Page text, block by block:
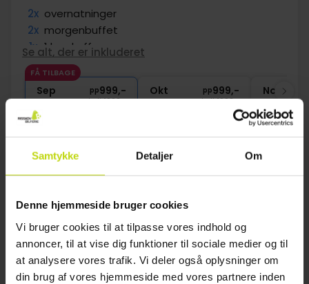
Samtykke Detaljer Om
Denne hjemmeside bruger cookies
Vi bruger cookies til at tilpasse vores indhold og
annoncer, til at vise dig funktioner til sociale medier og til
at analysere vores trafik. Vi deler også oplysninger om
din brug af vores hjemmeside med vores partnere inden
2x overnatninger
2x morgenbuffet
1x 1 kop kaffe
1x 1 glas vin, øl el. vand
∞ Gratis internet
Se alt, der er inkluderet
FÅ TILBAGE
Sep pp999,-
I alt 1998,-
Okt pp999,-
I alt 1998,-
Nov
17%